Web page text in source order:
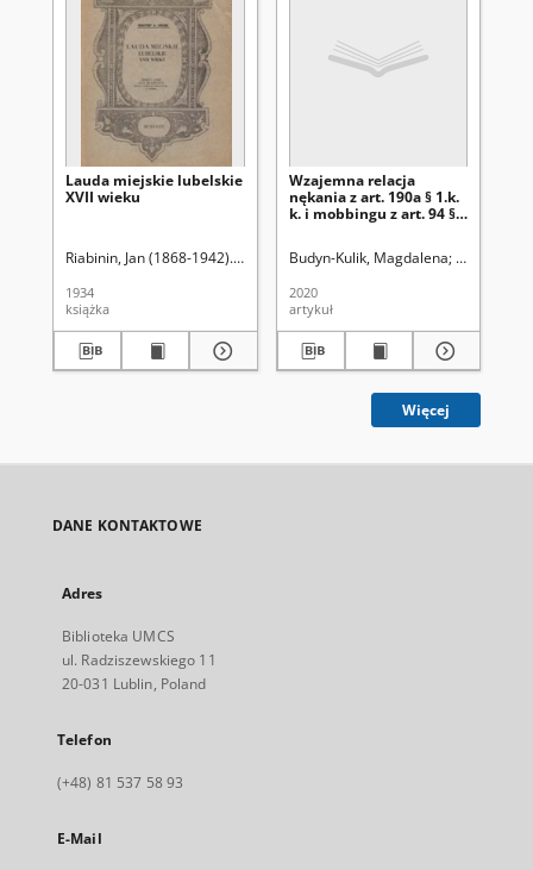
Lauda miejskie lubelskie
XVII wieku
Riabinin, Jan (1868-1942). Wyd.
1934
książka
Wzajemna relacja
nękania z art. 190a § 1.k.
k. i mobbingu z art. 94 § 2
Budyn-Kulik, Magdalena
2020
artykuł
Więcej
DANE KONTAKTOWE
Adres
Biblioteka UMCS
ul. Radziszewskiego 11
20-031 Lublin, Poland
Telefon
(+48) 81 537 58 93
E-Mail